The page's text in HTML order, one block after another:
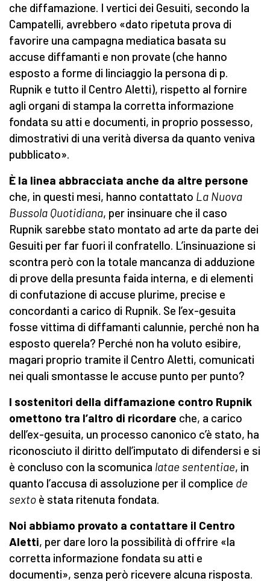
che diffamazione. I vertici dei Gesuiti, secondo la
Campatelli, avrebbero «dato ripetuta prova di
favorire una campagna mediatica basata su
accuse diffamanti e non provate (che hanno
esposto a forme di linciaggio la persona di p.
Rupnik e tutto il Centro Aletti), rispetto al fornire
agli organi di stampa la corretta informazione
fondata su atti e documenti, in proprio possesso,
dimostrativi di una verità diversa da quanto veniva
pubblicato».
È la linea abbracciata anche da altre persone
che, in questi mesi, hanno contattato La Nuova
Bussola Quotidiana, per insinuare che il caso
Rupnik sarebbe stato montato ad arte da parte dei
Gesuiti per far fuori il confratello. L’insinuazione si
scontra però con la totale mancanza di adduzione
di prove della presunta faida interna, e di elementi
di confutazione di accuse plurime, precise e
concordanti a carico di Rupnik. Se l’ex-gesuita
fosse vittima di diffamanti calunnie, perché non ha
esposto querela? Perché non ha voluto esibire,
magari proprio tramite il Centro Aletti, comunicati
nei quali smontasse le accuse punto per punto?
I sostenitori della diffamazione contro Rupnik
omettono tra l’altro di ricordare che, a carico
dell’ex-gesuita, un processo canonico c’è stato, ha
riconosciuto il diritto dell’imputato di difendersi e si
è concluso con la scomunica latae sententiae, in
quanto l’accusa di assoluzione per il complice de
sexto è stata ritenuta fondata.
Noi abbiamo provato a contattare il Centro
Aletti, per dare loro la possibilità di offrire «la
corretta informazione fondata su atti e
documenti», senza però ricevere alcuna risposta.